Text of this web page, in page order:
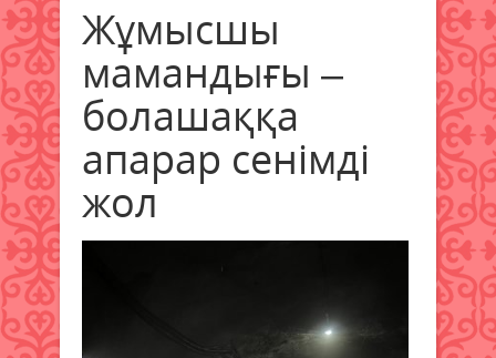
Жұмысшы
мамандығы –
болашаққа
апарар сенімді
жол